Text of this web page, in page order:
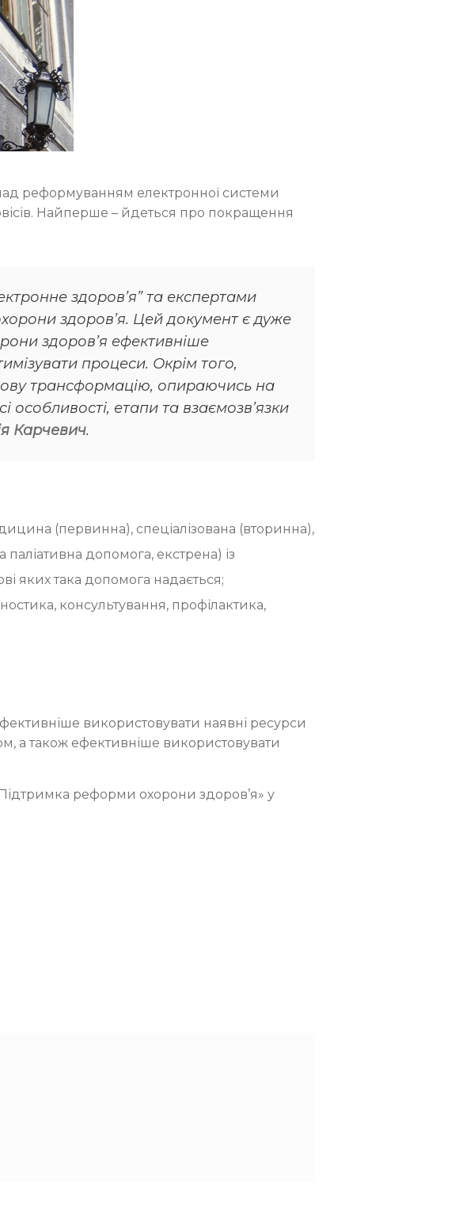
над реформуванням електронної системи
Найперше – йдеться про покращення
здоров’я” та експертами
здоров’я. Цей документ є дуже
здоров’я ефективніше
процеси. Окрім того,
трансформацію, опираючись на
особливості, етапи та взаємозв’язки
Карчевич.
(первинна), спеціалізована (вторинна),
паліативна допомога, екстрена) із
яких така допомога надається;
консультування, профілактика,
використовувати наявні ресурси
а також ефективніше використовувати
реформи охорони здоров’я» у